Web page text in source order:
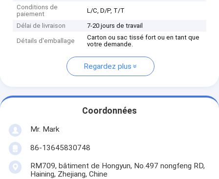
Conditions de
paiement
L/C, D/P, T/T
Délai de livraison 7-20 jours de travail
Détails d'emballage
Carton ou sac tissé fort ou en tant que
votre demande.
Regardez plus
Coordonnées
Mr. Mark
86-13645830748
RM709, bâtiment de Hongyun, No.497 nongfeng RD,
Haining, Zhejiang, Chine